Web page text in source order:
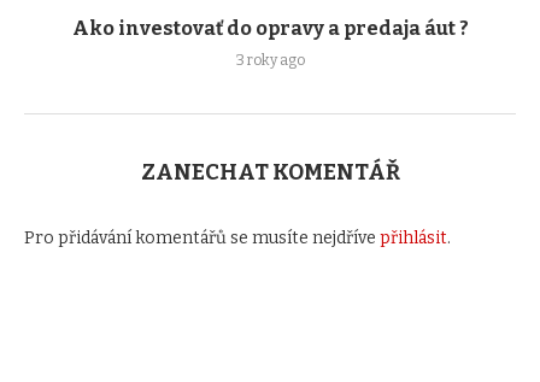
Ako investovať do opravy a predaja áut ?
3 roky ago
ZANECHAT KOMENTÁŘ
Pro přidávání komentářů se musíte nejdříve přihlásit.